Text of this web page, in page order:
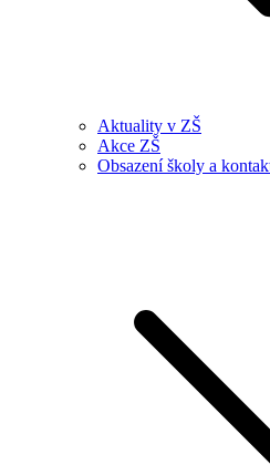
Aktuality v ZŠ
Akce ZŠ
Obsazení školy a